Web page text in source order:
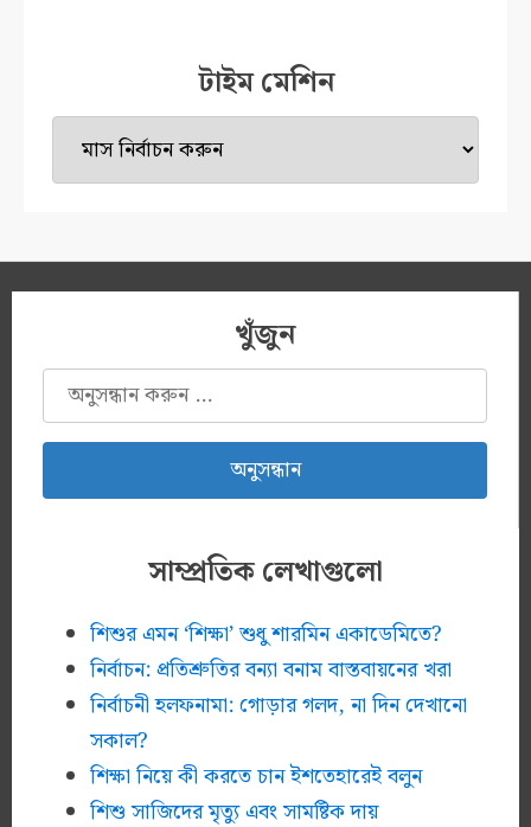
টাইম মেশিন
টাইম
মেশিন
খুঁজুন
অনুসন্ধানঃ
সাম্প্রতিক লেখাগুলো
শিশুর এমন ‘শিক্ষা’ শুধু শারমিন একাডেমিতে?
নির্বাচন: প্রতিশ্রুতির বন্যা বনাম বাস্তবায়নের খরা
নির্বাচনী হলফনামা: গোড়ার গলদ, না দিন দেখানো
সকাল?
শিক্ষা নিয়ে কী করতে চান ইশতেহারেই বলুন
শিশু সাজিদের মৃত্যু এবং সামষ্টিক দায়